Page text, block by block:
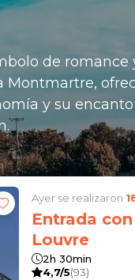
de romance
Montmartre,
y su
Ayer se realizaron
Entrada
Louvre
2h 30min
4,7/5(93)